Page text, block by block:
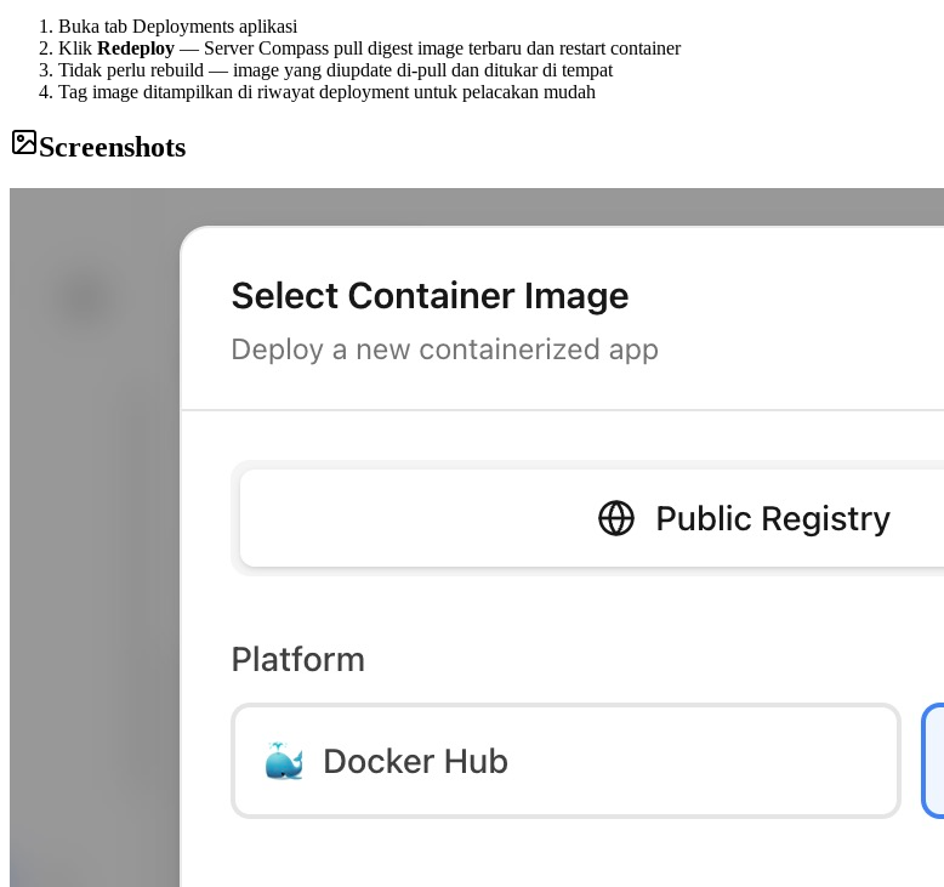
Buka tab Deployments aplikasi
Klik Redeploy — Server Compass pull digest image terbaru dan restart container
Tidak perlu rebuild — image yang diupdate di-pull dan ditukar di tempat
Tag image ditampilkan di riwayat deployment untuk pelacakan mudah
Screenshots